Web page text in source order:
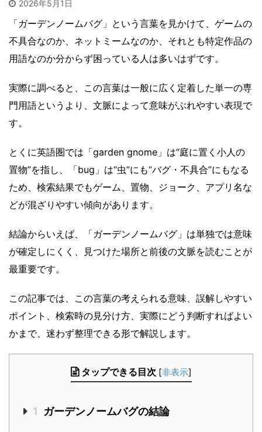
2026年5月1日
「ガーデンノームバグ」という言葉を見かけて、ゲームの
不具合なのか、ネットミームなのか、それとも特定作品の
用語なのか分からず困っている人は多いはずです。
実際に調べると、この言葉は一般に広く定着した単一の専
門用語というより、文脈によって意味がぶれやすい表現で
す。
とくに英語圏では「garden gnome」は“庭に置く小人の
置物”を指し、「bug」は“虫”にも“バグ・不具合”にもなる
ため、検索結果でもゲーム、置物、ジョーク、アプリ名な
どが混ざりやすい傾向があります。
結論からいえば、「ガーデンノームバグ」は単独では意味
が確定しにくく、見つけた場所と前後の文脈を読むことが
最重要です。
この記事では、この言葉の考えられる意味、誤解しやすい
ポイント、検索時の見分け方、実際にどう判断すればよい
かまで、迷わず整理できる形で解説します。
タップできる目次 [非表示]
1 ガーデンノームバグの結論